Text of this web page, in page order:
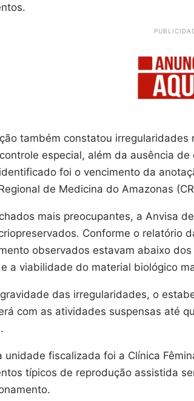
também constatou
especial, além da ausência
foi o vencimento da
de Medicina do Amazonas
mais preocupantes, a Anvisa
Conforme o relatório
observados estavam abaixo
a viabilidade do material biológico
das irregularidades, o
com as atividades suspensas até
unidade fiscalizada foi a Clínica
típicos de reprodução assistida